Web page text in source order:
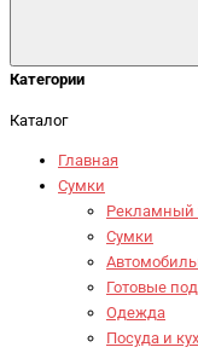
Категории
Каталог
Главная
Сумки
Рекламный
Сумки
Готовые
Одежда
Посуда и